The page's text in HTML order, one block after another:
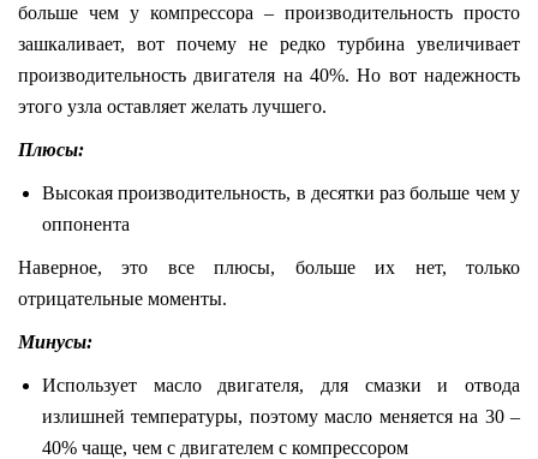
больше чем у компрессора – производительность просто
зашкаливает, вот почему не редко турбина увеличивает
производительность двигателя на 40%. Но вот надежность
этого узла оставляет желать лучшего.
Плюсы:
Высокая производительность, в десятки раз больше чем у
оппонента
Наверное, это все плюсы, больше их нет, только
отрицательные моменты.
Минусы:
Использует масло двигателя, для смазки и отвода
излишней температуры, поэтому масло меняется на 30 –
40% чаще, чем с двигателем с компрессором